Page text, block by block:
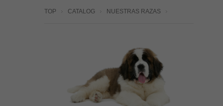
TOP CATALOG NUESTRAS RAZAS